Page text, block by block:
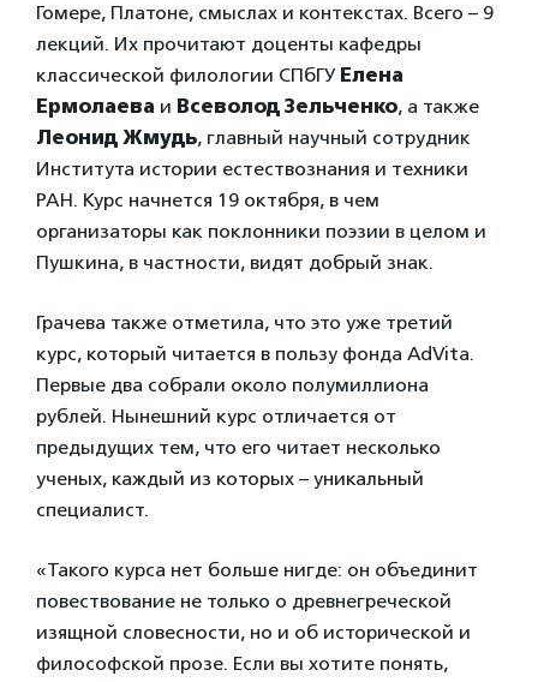
Гомере, Платоне, смыслах и контекстах. Всего – 9
лекций. Их прочитают доценты кафедры
классической филологии СПбГУ Елена
Ермолаева и Всеволод Зельченко, а также
Леонид Жмудь, главный научный сотрудник
Института истории естествознания и техники
РАН. Курс начнется 19 октября, в чем
организаторы как поклонники поэзии в целом и
Пушкина, в частности, видят добрый знак.
Грачева также отметила, что это уже третий
курс, который читается в пользу фонда AdVita.
Первые два собрали около полумиллиона
рублей. Нынешний курс отличается от
предыдущих тем, что его читает несколько
ученых, каждый из которых – уникальный
специалист.
«Такого курса нет больше нигде: он объединит
повествование не только о древнегреческой
изящной словесности, но и об исторической и
философской прозе. Если вы хотите понять,